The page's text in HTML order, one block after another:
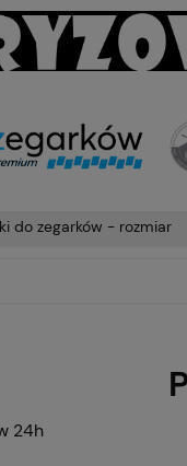
do zegarków - rozmiar
24h